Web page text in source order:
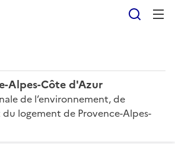
Alpes-Côte d'Azur
de l’environnement, de
du logement de Provence-Alpes-